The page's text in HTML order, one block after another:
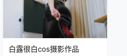
白露很白cos摄影作品